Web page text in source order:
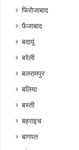
फिरोजाबाद
फैजाबाद
बदायूं
बरेली
बलरामपुर
बलिया
बस्ती
बहराइच
बागपत